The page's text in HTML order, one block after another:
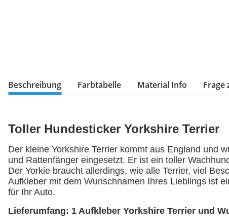
Beschreibung Farbtabelle Material Info Frage
Toller Hundesticker Yorkshire Terrier
Der kleine Yorkshire Terrier kommt aus England und
und Rattenfänger eingesetzt. Er ist ein toller
Der Yorkie braucht allerdings, wie alle Terrier, viel
Aufkleber mit dem Wunschnamen Ihres Lieblings ist
für Ihr Auto.
Lieferumfang: 1 Aufkleber Yorkshire Terrier und